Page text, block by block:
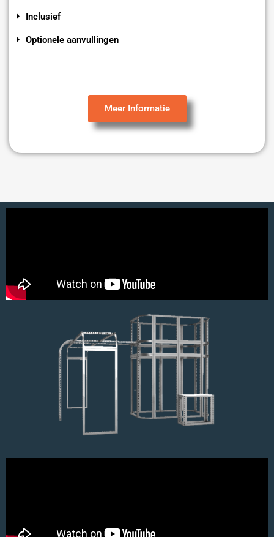
Inclusief
Optionele aanvullingen
Meer Informatie